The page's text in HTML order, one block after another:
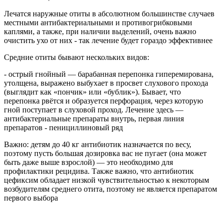
Лечатся наружные отиты в абсолютном большинстве случаев
местными антибактериальными и противогрибковыми
каплями, а также, при наличии выделений, очень важно
очистить ухо от них - так лечение будет гораздо эффективнее
Средние отиты бывают нескольких видов:
- острый гнойный — барабанная перепонка гиперемирована,
утолщена, выражено выбухает в просвет слухового прохода
(выглядит как «пончик» или «бублик»). Бывает, что
перепонка рвётся и образуется перфорация, через которую
гной поступает в слуховой проход. Лечение здесь —
антибактериальные препараты внутрь, первая линия
препаратов - пенициллиновый ряд
Важно: детям до 40 кг антибиотик назначается по весу,
поэтому пусть большая дозировка вас не пугает (она может
быть даже выше взрослой) — это необходимо для
профилактики рецидива. Также важно, что антибиотик
цефиксим обладает низкой чувствительностью к некоторым
возбудителям среднего отита, поэтому не является препаратом
первого выбора